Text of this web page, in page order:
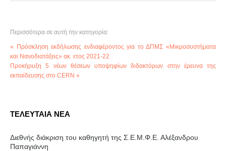
Περισσότερα σε αυτή την κατηγορία:
« Πρόσκληση εκδήλωσης ενδιαφέροντος για το ΔΠΜΣ «Μικροσυστήματα
και Νανοδιατάξεις» ακ. ετος 2021-22
Προκήρυξη 5 νέων θέσεων υποψηφίων διδακτόρων στην έρευνα της
εκπαίδευσης στο CERN »
ΤΕΛΕΥΤΑΙΑ ΝΕΑ
Διεθνής διάκριση του καθηγητή της Σ.Ε.Μ.Φ.Ε. Αλέξανδρου
Παπαγιάννη